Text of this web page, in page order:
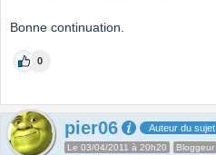
Bonne continuation.
0
pier06 Auteur du sujet
Le 03/04/2011 à 20h20 Bloggeur